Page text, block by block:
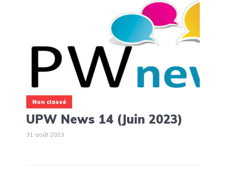
Non classé
UPW News 14 (Juin 2023)
31 août 2023